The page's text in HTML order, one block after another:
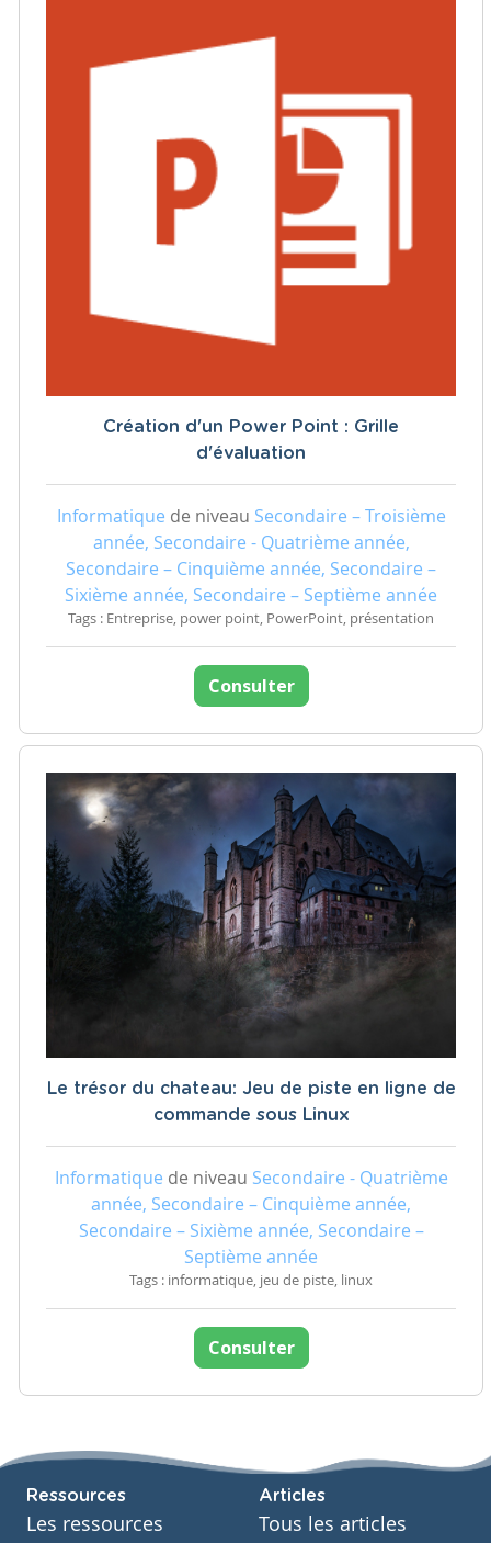
Création d'un Power Point : Grille
d'évaluation
Informatique de niveau Secondaire – Troisième
année, Secondaire - Quatrième année,
Secondaire – Cinquième année, Secondaire –
Sixième année, Secondaire – Septième année
Tags : Entreprise, power point, PowerPoint, présentation
Consulter
Le trésor du chateau: Jeu de piste en ligne de
commande sous Linux
Informatique de niveau Secondaire - Quatrième
année, Secondaire – Cinquième année,
Secondaire – Sixième année, Secondaire –
Septième année
Tags : informatique, jeu de piste, linux
Consulter
Ressources
Les ressources
Articles
Tous les articles